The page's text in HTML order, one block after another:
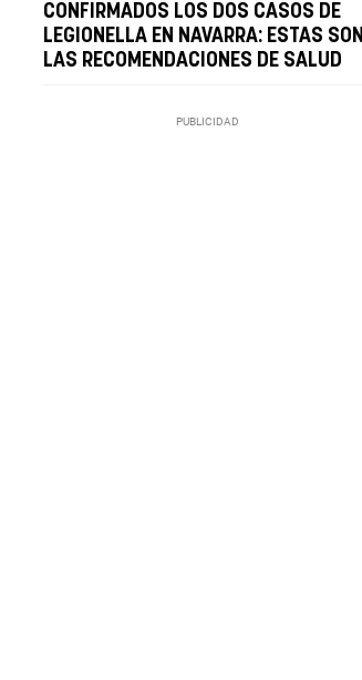
CONFIRMADOS LOS DOS CASOS DE
LEGIONELLA EN NAVARRA: ESTAS SON
LAS RECOMENDACIONES DE SALUD